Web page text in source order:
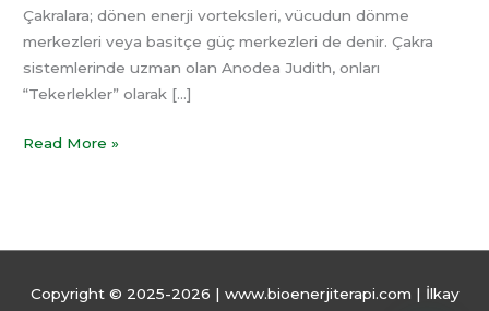
Çakralara; dönen enerji vorteksleri, vücudun dönme
merkezleri veya basitçe güç merkezleri de denir. Çakra
sistemlerinde uzman olan Anodea Judith, onları
“Tekerlekler” olarak […]
Read More »
Copyright © 2025-2026 | www.bioenerjiterapi.com | İlkay